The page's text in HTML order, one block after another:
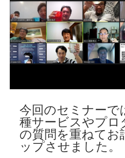
今回のセミナーで
種サービスやプロ
の質問を重ねて
ップさせました。